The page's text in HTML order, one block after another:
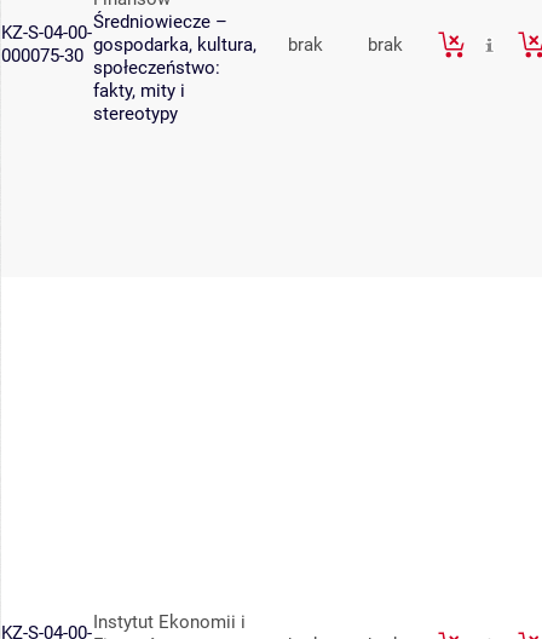
KZ-S-04-00-
000075-30
Średniowiecze –
gospodarka, kultura,
społeczeństwo:
fakty, mity i
stereotypy
brak brak
KZ-S-04-00-Instytut Ekonomii i